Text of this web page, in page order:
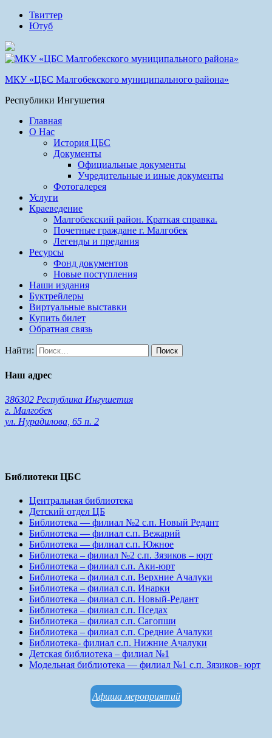
Твиттер
Ютуб
МКУ «ЦБС Малгобекского муниципального района»
Республики Ингушетия
Главная
О Нас
История ЦБС
Документы
Официальные документы
Учредительные и иные документы
Фотогалерея
Услуги
Краеведение
Малгобекский район. Краткая справка.
Почетные граждане г. Малгобек
Легенды и предания
Ресурсы
Фонд документов
Новые поступления
Наши издания
Буктрейлеры
Виртуальные выставки
Купить билет
Обратная связь
Найти:
Наш адрес
386302 Республика Ингушетия
г. Малгобек
ул. Нурадилова, 65 п. 2
Библиотеки ЦБС
Центральная библиотека
Детский отдел ЦБ
Библиотека — филиал №2 с.п. Новый Редант
Библиотека — филиал с.п. Вежарий
Библиотека — филиал с.п. Южное
Библиотека – филиал №2 с.п. Зязиков – юрт
Библиотека – филиал с.п. Аки-юрт
Библиотека – филиал с.п. Верхние Ачалуки
Библиотека – филиал с.п. Инарки
Библиотека – филиал с.п. Новый-Редант
Библиотека – филиал с.п. Пседах
Библиотека – филиал с.п. Сагопши
Библиотека – филиал с.п. Средние Ачалуки
Библиотека- филиал с.п. Нижние Ачалуки
Детская библиотека – филиал №1
Модельная библиотека — филиал №1 с.п. Зязиков- юрт
Афиша мероприятий